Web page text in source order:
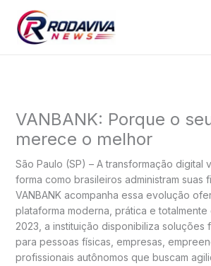
para
VANBANK: Porque o
merece o melhor
São Paulo (SP) – A transformação digital
forma como brasileiros administram suas
VANBANK acompanha essa evolução
plataforma moderna, prática e totalmente
2023, a instituição disponibiliza soluções
para pessoas físicas, empresas,
profissionais autônomos que buscam